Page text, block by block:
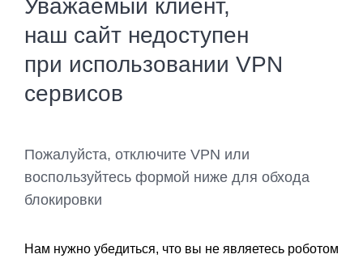
Уважаемый клиент,
наш сайт недоступен
при использовании VPN
сервисов
Пожалуйста, отключите VPN или
воспользуйтесь формой ниже для обхода
блокировки
Нам нужно убедиться, что вы не являетесь роботом